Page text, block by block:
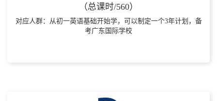
（总课时/560）
对应人群：从初一英语基础开始学，可以制定一个3年计划，备
考广东国际学校